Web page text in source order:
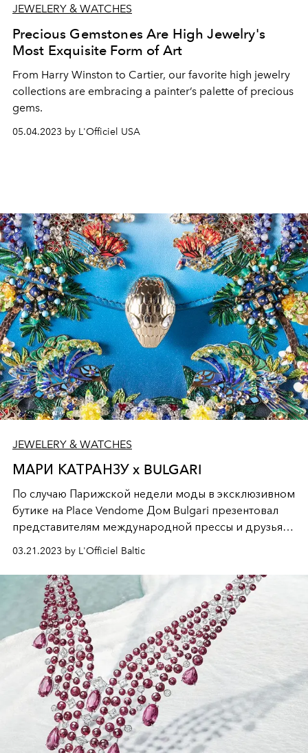
JEWELERY & WATCHES
Precious Gemstones Are High Jewelry's
Most Exquisite Form of Art
From Harry Winston to Cartier, our favorite high jewelry
collections are embracing a painter’s palette of precious
gems.
05.04.2023 by L'Officiel USA
JEWELERY & WATCHES
МАРИ КАТРАНЗУ х BULGARI
По случаю Парижской недели моды в эксклюзивном
бутике на Place Vendome Дом Bulgari презентовал
представителям международной прессы и друзьям
серии Serpenti, рожденные в результате успешного
сотрудничества римского ювелира и
дальновидного модельера Мари Катранзу, под
знаком вечно переменчивого символа Змеи.
Празднование чудес природы благодаря
уникальному сочетанию ювелирного вдохновения,
мастерства изделий из кожи и мастерства Высокой
Моды.
03.21.2023 by L'Officiel Baltic